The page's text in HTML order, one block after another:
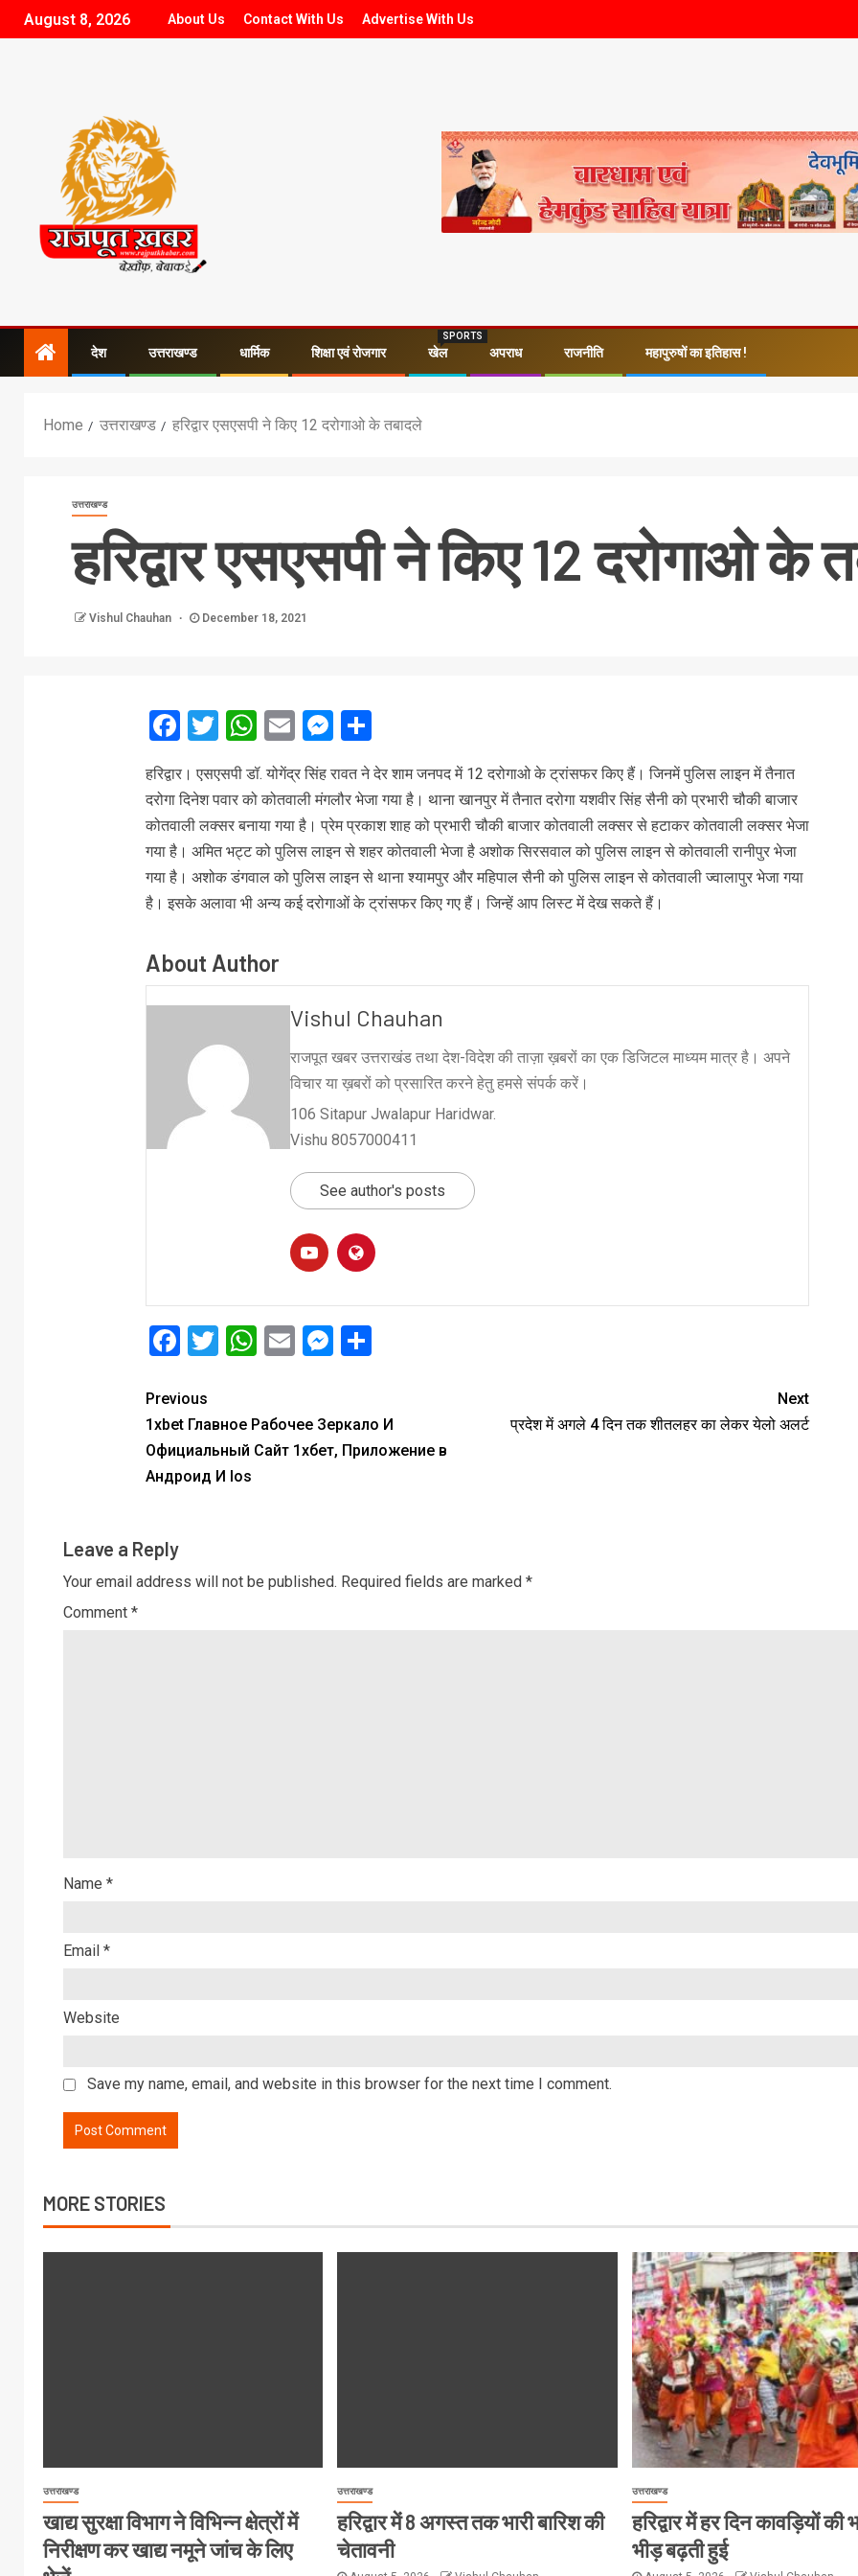
August 8, 2026 About Us Contact With Us Advertise With Us
देश उत्तराखण्ड धार्मिक शिक्षा एवं रोजगार खेल
SPORTS
अपराध राजनीति महापुरुषों का इतिहास !
Home उत्तराखण्ड हरिद्वार एसएसपी ने किए 12 दरोगाओ के तबादले
उत्तराखण्ड
हरिद्वार एसएसपी ने किए 12 दरोगाओ के
Vishul Chauhan December 18, 2021
Facebook
Twitter
WhatsApp
EmailMessenger
Share
हरिद्वार। एसएसपी डॉ. योगेंद्र सिंह रावत ने देर शाम जनपद में 12 दरोगाओ के ट्रांसफर किए हैं। जिनमें पुलिस लाइन में तैनात
दरोगा दिनेश पवार को कोतवाली मंगलौर भेजा गया है। थाना खानपुर में तैनात दरोगा यशवीर सिंह सैनी को प्रभारी चौकी बाजार
कोतवाली लक्सर बनाया गया है। प्रेम प्रकाश शाह को प्रभारी चौकी बाजार कोतवाली लक्सर से हटाकर कोतवाली लक्सर भेजा
गया है। अमित भट्ट को पुलिस लाइन से शहर कोतवाली भेजा है अशोक सिरसवाल को पुलिस लाइन से कोतवाली रानीपुर भेजा
गया है। अशोक डंगवाल को पुलिस लाइन से थाना श्यामपुर और महिपाल सैनी को पुलिस लाइन से कोतवाली ज्वालापुर भेजा गया
है। इसके अलावा भी अन्य कई दरोगाओं के ट्रांसफर किए गए हैं। जिन्हें आप लिस्ट में देख सकते हैं।
About Author
Vishul Chauhan
राजपूत खबर उत्तराखंड तथा देश-विदेश की ताज़ा ख़बरों का एक डिजिटल माध्यम मात्र है। अपने
विचार या ख़बरों को प्रसारित करने हेतु हमसे संपर्क करें।
106 Sitapur Jwalapur Haridwar.
Vishu 8057000411
See author's posts
Facebook
Twitter
WhatsApp
EmailMessenger
Share
Previous
1xbet Главное Рабочее Зеркало И
Официальный Сайт 1хбет, Приложение в
Андроид И Ios
Next
प्रदेश में अगले 4 दिन तक शीतलहर का लेकर येलो अलर्ट
Leave a Reply
Your email address will not be published. Required fields are marked *
Comment *
Name *
Email *
Website
Save my name, email, and website in this browser for the next time I comment.
MORE STORIES
उत्तराखण्ड
खाद्य सुरक्षा विभाग ने विभिन्न क्षेत्रों में
निरीक्षण कर खाद्य नमूने जांच के लिए
उत्तराखण्ड
हरिद्वार में 8 अगस्त तक भारी बारिश की
चेतावनी
उत्तराखण्ड
हरिद्वार में हर दिन कावड़ियों की
भीड़ बढ़ती हुई